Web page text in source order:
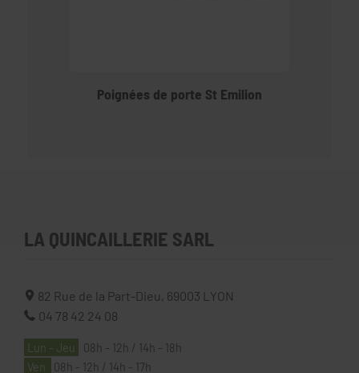
Poignées de porte St Emilion
LA QUINCAILLERIE SARL
82 Rue de la Part-Dieu, 69003
LYON
04 78 42 24 08
Lun - Jeu
08h - 12h / 14h - 18h
Ven
08h - 12h / 14h - 17h